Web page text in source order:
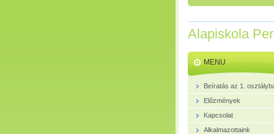
Alapiskola
MENU
Beíratás az 1.
Előzmények
Kapcsolat
Alkalmazottaink